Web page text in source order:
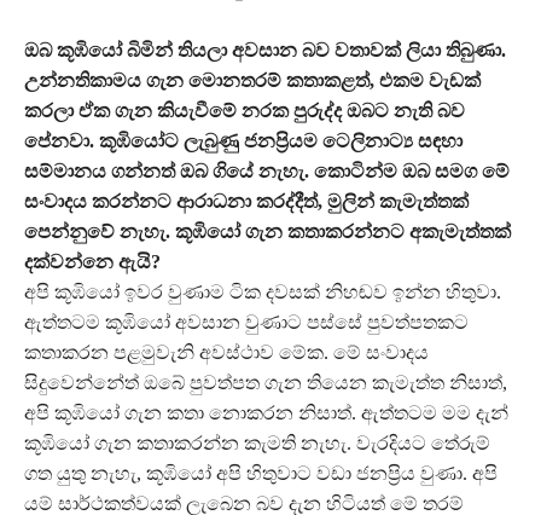
ඔබ කූඹියෝ බිමින් තියලා අවසාන බව වතාවක් ලියා තිබුණා.
උන්නතිකාමය ගැන මොනතරම් කතාකළත්, එකම වැඩක්
කරලා ඒක ගැන කියැවීමේ නරක පුරුද්ද ඔබට නැති බව
පේනවා. කූඹියෝට ලැබුණු ජනප්‍රියම ටෙලිනාට්‍ය සඳහා
සම්මානය ගන්නත් ඔබ ගියේ නැහැ. කොටින්ම ඔබ සමග මේ
සංවාදය කරන්නට ආරාධනා කරද්දීත්, මුලින් කැමැත්තක්
පෙන්නුවේ නැහැ. කූඹියෝ ගැන කතාකරන්නට අකැමැත්තක්
දක්වන්නෙ ඇයි?
අපි කූඹියෝ ඉවර වුණාම ටික දවසක් නිහඬව ඉන්න හිතුවා.
ඇත්තටම කූඹියෝ අවසාන වුණාට පස්සේ පුවත්පතකට
කතාකරන පළමුවැනි අවස්ථාව මේක. මේ සංවාදය
සිදුවෙන්නේත් ඔබේ පුවත්පත ගැන තියෙන කැමැත්ත නිසාත්,
අපි කූඹියෝ ගැන කතා නොකරන නිසාත්. ඇත්තටම මම දැන්
කූඹියෝ ගැන කතාකරන්න කැමති නැහැ. වැරදියට තේරුම්
ගත යුතු නැහැ, කූඹියෝ අපි හිතුවාට වඩා ජනප්‍රිය වුණා. අපි
යම් සාර්ථකත්වයක් ලැබෙන බව දැන හිටියත් මේ තරම්